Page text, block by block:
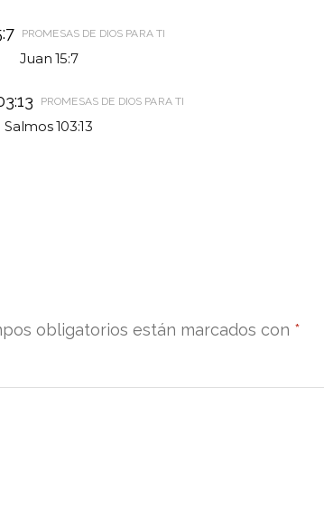
PROMESAS DE DIOS PARA TI
Juan 15:7
PROMESAS DE DIOS PARA TI
Salmos 103:13
obligatorios están marcados con *